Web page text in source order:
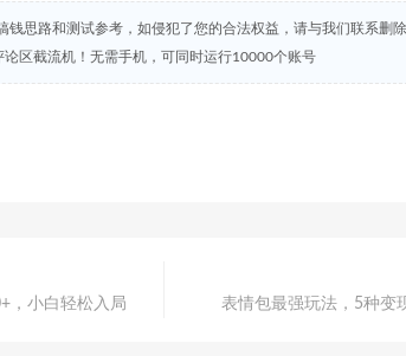
钱思路和测试参考，如侵犯了您的合法权益，请与我们联系删除
论区截流机！无需手机，可同时运行10000个账号
，小白轻松入局
表情包最强玩法，5种变